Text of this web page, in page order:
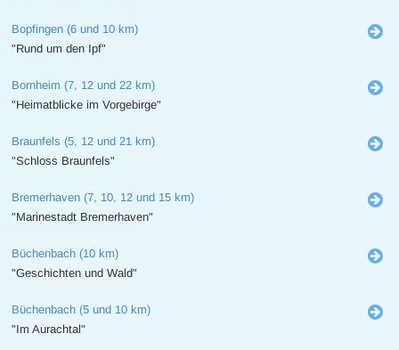
Bopfingen (6 und 10 km)
"Rund um den Ipf"
Bornheim (7, 12 und 22 km)
"Heimatblicke im Vorgebirge"
Braunfels (5, 12 und 21 km)
"Schloss Braunfels"
Bremerhaven (7, 10, 12 und 15 km)
"Marinestadt Bremerhaven"
Büchenbach (10 km)
"Geschichten und Wald"
Büchenbach (5 und 10 km)
"Im Aurachtal"